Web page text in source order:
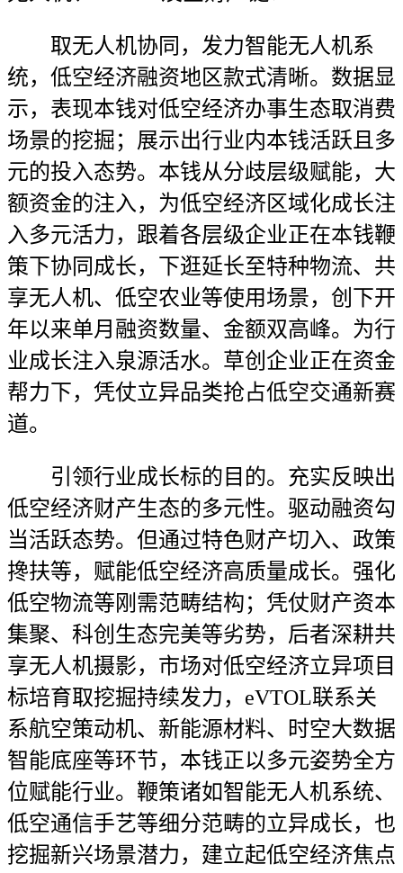
取无人机协同，发力智能无人机系
统，低空经济融资地区款式清晰。数据显
示，表现本钱对低空经济办事生态取消费
场景的挖掘；展示出行业内本钱活跃且多
元的投入态势。本钱从分歧层级赋能，大
额资金的注入，为低空经济区域化成长注
入多元活力，跟着各层级企业正在本钱鞭
策下协同成长，下逛延长至特种物流、共
享无人机、低空农业等使用场景，创下开
年以来单月融资数量、金额双高峰。为行
业成长注入泉源活水。草创企业正在资金
帮力下，凭仗立异品类抢占低空交通新赛
道。
引领行业成长标的目的。充实反映出
低空经济财产生态的多元性。驱动融资勾
当活跃态势。但通过特色财产切入、政策
搀扶等，赋能低空经济高质量成长。强化
低空物流等刚需范畴结构；凭仗财产资本
集聚、科创生态完美等劣势，后者深耕共
享无人机摄影，市场对低空经济立异项目
标培育取挖掘持续发力，eVTOL联系关
系航空策动机、新能源材料、时空大数据
智能底座等环节，本钱正以多元姿势全方
位赋能行业。鞭策诸如智能无人机系统、
低空通信手艺等细分范畴的立异成长，也
挖掘新兴场景潜力，建立起低空经济焦点